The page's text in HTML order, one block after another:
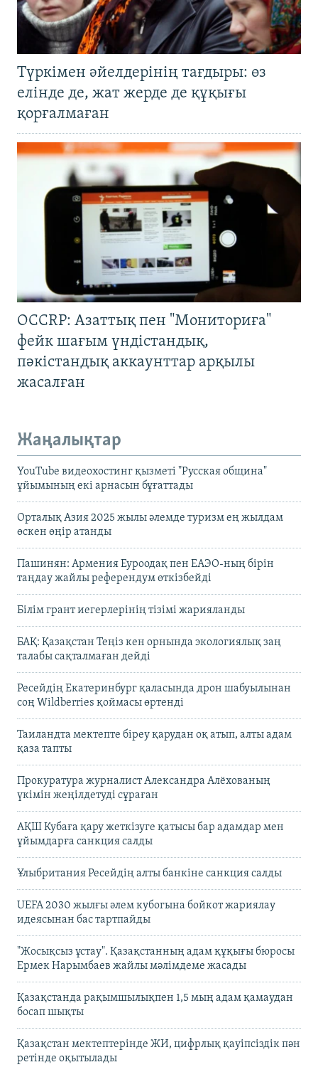
Түркімен әйелдерінің тағдыры: өз
елінде де, жат жерде де құқығы
қорғалмаған
OCCRP: Азаттық пен "Мониториға"
фейк шағым үндістандық,
пәкістандық аккаунттар арқылы
жасалған
Жаңалықтар
YouTube видеохостинг қызметі "Русская община"
ұйымының екі арнасын бұғаттады
Орталық Азия 2025 жылы әлемде туризм ең жылдам
өскен өңір атанды
Пашинян: Армения Еуроодақ пен ЕАЭО-ның бірін
таңдау жайлы референдум өткізбейді
Білім грант иегерлерінің тізімі жарияланды
БАҚ: Қазақстан Теңіз кен орнында экологиялық заң
талабы сақталмаған дейді
Ресейдің Екатеринбург қаласында дрон шабуылынан
соң Wildberries қоймасы өртенді
Таиландта мектепте біреу қарудан оқ атып, алты адам
қаза тапты
Прокуратура журналист Александра Алёхованың
үкімін жеңілдетуді сұраған
АҚШ Кубаға қару жеткізуге қатысы бар адамдар мен
ұйымдарға санкция салды
Ұлыбритания Ресейдің алты банкіне санкция салды
UEFA 2030 жылғы әлем кубогына бойкот жариялау
идеясынан бас тартпайды
"Жосықсыз ұстау". Қазақстанның адам құқығы бюросы
Ермек Нарымбаев жайлы мәлімдеме жасады
Қазақстанда рақымшылықпен 1,5 мың адам қамаудан
босап шықты
Қазақстан мектептерінде ЖИ, цифрлық қауіпсіздік пән
ретінде оқытылады